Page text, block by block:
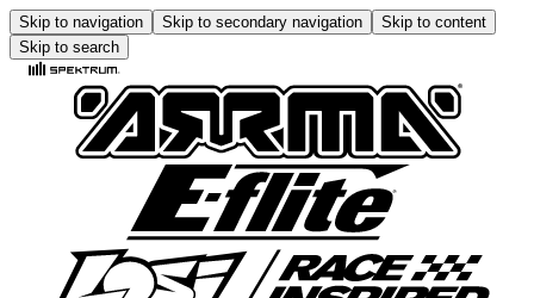
Skip to navigation Skip to secondary navigation
Skip to content
Skip to search